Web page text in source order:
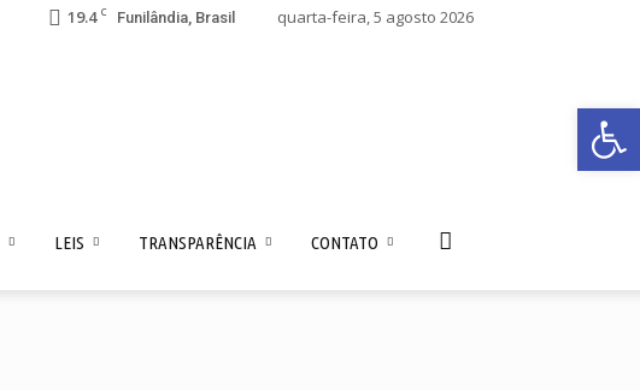
Abrir
19.4 C Funilândia, Brasil quarta-feira, 5 agosto 2026
LEIS TRANSPARÊNCIA CONTATO